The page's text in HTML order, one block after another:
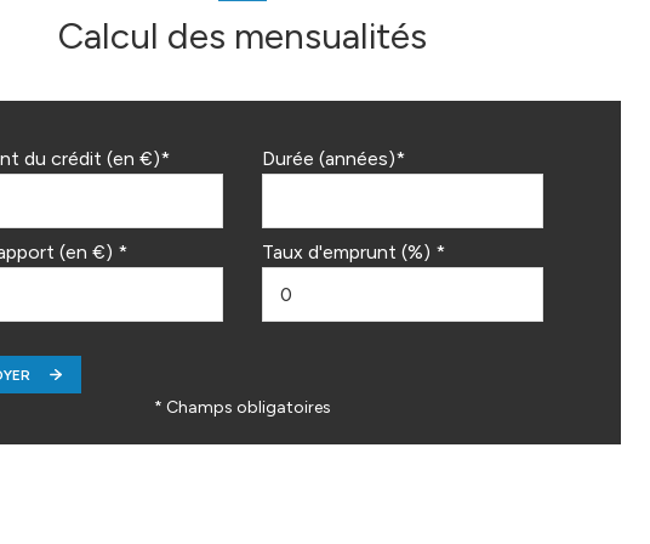
Calcul des mensualités
du crédit (en €)* Durée (années)*
(en €) * Taux d'emprunt (%) *
* Champs obligatoires